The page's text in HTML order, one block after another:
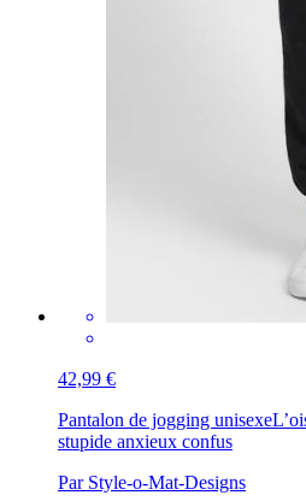
42,99 €
Pantalon de jogging unisexe
stupide anxieux confus
Par Style-o-Mat-Designs